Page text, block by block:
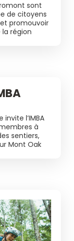
sont
de citoyens
promouvoir
région
invite l’IMBA
à
sentiers,
Mont Oak